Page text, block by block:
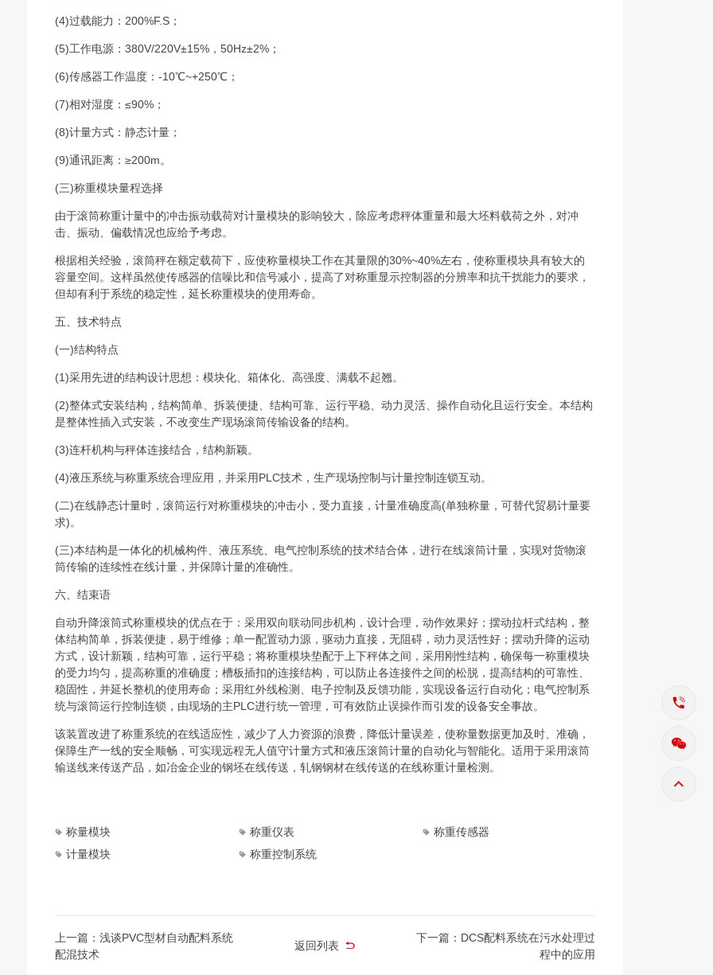
(4)过载能力：200%F.S；
(5)工作电源：380V/220V±15%，50Hz±2%；
(6)传感器工作温度：-10℃~+250℃；
(7)相对湿度：≤90%；
(8)计量方式：静态计量；
(9)通讯距离：≥200m。
(三)称重模块量程选择
由于滚筒称重计量中的冲击振动载荷对计量模块的影响较大，除应考虑秤体重量和最大坯料载荷之外，对冲
击、振动、偏载情况也应给予考虑。
根据相关经验，滚筒秤在额定载荷下，应使称量模块工作在其量限的30%~40%左右，使称重模块具有较大的
容量空间。这样虽然使传感器的信噪比和信号减小，提高了对称重显示控制器的分辨率和抗干扰能力的要求，
但却有利于系统的稳定性，延长称重模块的使用寿命。
五、技术特点
(一)结构特点
(1)采用先进的结构设计思想：模块化、箱体化、高强度、满载不起翘。
(2)整体式安装结构，结构简单、拆装便捷、结构可靠、运行平稳、动力灵活、操作自动化且运行安全。本结构
是整体性插入式安装，不改变生产现场滚筒传输设备的结构。
(3)连杆机构与秤体连接结合，结构新颖。
(4)液压系统与称重系统合理应用，并采用PLC技术，生产现场控制与计量控制连锁互动。
(二)在线静态计量时，滚筒运行对称重模块的冲击小，受力直接，计量准确度高(单独称量，可替代贸易计量要
求)。
(三)本结构是一体化的机械构件、液压系统、电气控制系统的技术结合体，进行在线滚筒计量，实现对货物滚
筒传输的连续性在线计量，并保障计量的准确性。
六、结束语
自动升降滚筒式称重模块的优点在于：采用双向联动同步机构，设计合理，动作效果好；摆动拉杆式结构，整
体结构简单，拆装便捷，易于维修；单一配置动力源，驱动力直接，无阻碍，动力灵活性好；摆动升降的运动
方式，设计新颖，结构可靠，运行平稳；将称重模块垫配于上下秤体之间，采用刚性结构，确保每一称重模块
的受力均匀，提高称重的准确度；槽板插扣的连接结构，可以防止各连接件之间的松脱，提高结构的可靠性、
稳固性，并延长整机的使用寿命；采用红外线检测、电子控制及反馈功能，实现设备运行自动化；电气控制系
统与滚筒运行控制连锁，由现场的主PLC进行统一管理，可有效防止误操作而引发的设备安全事故。
该装置改进了称重系统的在线适应性，减少了人力资源的浪费，降低计量误差，使称量数据更加及时、准确，
保障生产一线的安全顺畅，可实现远程无人值守计量方式和液压滚筒计量的自动化与智能化。适用于采用滚筒
输送线来传送产品，如冶金企业的钢坯在线传送，轧钢钢材在线传送的在线称重计量检测。
称量模块 称重仪表
称重传感器
计量模块
称重控制系统
上一篇：浅谈PVC型材自动配料系统
配混技术
返回列表
下一篇：DCS配料系统在污水处理过
程中的应用